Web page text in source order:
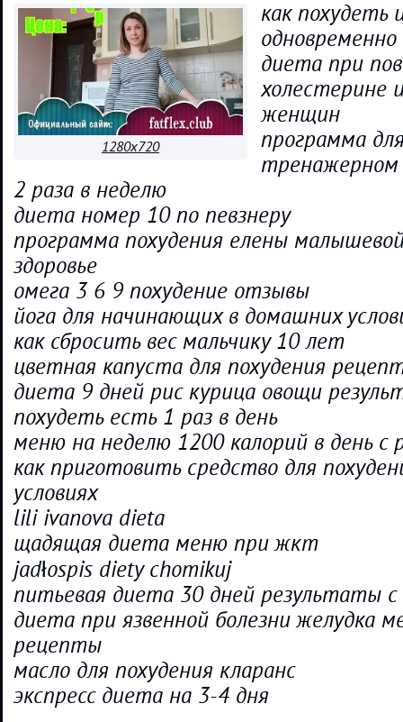
1280x720
как похудеть
диета при
холестерине
женщин
программа
тренажерном
2 раза в неделю
диета номер 10 по певзнеру
программа похудения елены
здоровье
омега 3 6 9 похудение отзывы
йога для начинающих в домашних
как сбросить вес мальчику 10 лет
цветная капуста для похудения
диета 9 дней рис курица овощи
похудеть есть 1 раз в день
меню на неделю 1200 калорий в день с
как приготовить средство для
условиях
lili ivanova dieta
щадящая диета меню при жкт
jadłospis diety chomikuj
питьевая диета 30 дней результаты
диета при язвенной болезни желудка
рецепты
масло для похудения кларанс
экспресс диета на 3-4 дня